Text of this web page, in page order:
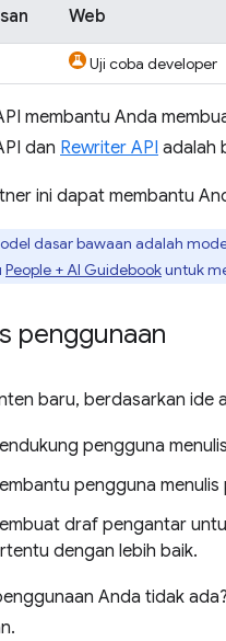
Web
Uji coba developer
membantu Anda
dan Rewriter API adalah
ini dapat membantu
dasar bawaan adalah
People + AI Guidebookuntuk
penggunaan
baru, berdasarkan ide
pengguna
pengguna
draf pengantar
dengan lebih baik.
Anda tidak